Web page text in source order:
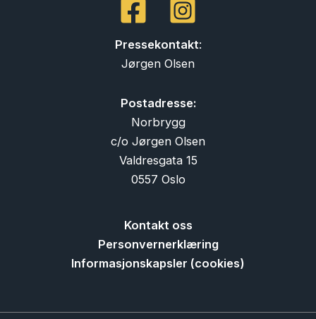
Pressekontakt:
Jørgen Olsen
Postadresse:
Norbrygg
c/o Jørgen Olsen
Valdresgata 15
0557 Oslo
Kontakt oss
Personvernerklæring
Informasjonskapsler (cookies)